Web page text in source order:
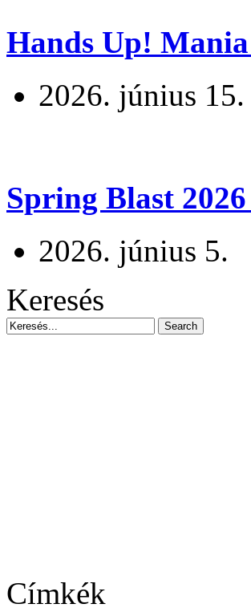
Hands Up!
2026. június 15.
Spring Blast
2026. június 5.
Keresés
Címkék